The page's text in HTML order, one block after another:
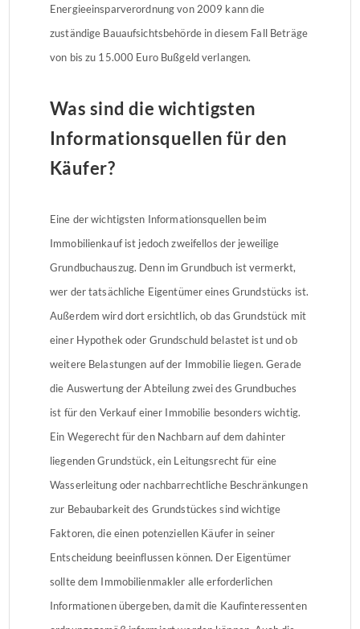
Energieeinsparverordnung von 2009 kann die
zuständige Bauaufsichtsbehörde in diesem Fall Beträge
von bis zu 15.000 Euro Bußgeld verlangen.
Was sind die wichtigsten
Informationsquellen für den
Käufer?
Eine der wichtigsten Informationsquellen beim
Immobilienkauf ist jedoch zweifellos der jeweilige
Grundbuchauszug. Denn im Grundbuch ist vermerkt,
wer der tatsächliche Eigentümer eines Grundstücks ist.
Außerdem wird dort ersichtlich, ob das Grundstück mit
einer Hypothek oder Grundschuld belastet ist und ob
weitere Belastungen auf der Immobilie liegen. Gerade
die Auswertung der Abteilung zwei des Grundbuches
ist für den Verkauf einer Immobilie besonders wichtig.
Ein Wegerecht für den Nachbarn auf dem dahinter
liegenden Grundstück, ein Leitungsrecht für eine
Wasserleitung oder nachbarrechtliche Beschränkungen
zur Bebaubarkeit des Grundstückes sind wichtige
Faktoren, die einen potenziellen Käufer in seiner
Entscheidung beeinflussen können. Der Eigentümer
sollte dem Immobilienmakler alle erforderlichen
Informationen übergeben, damit die Kaufinteressenten